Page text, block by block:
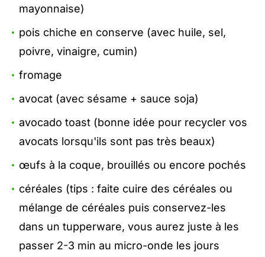
mayonnaise)
pois chiche en conserve (avec huile, sel,
poivre, vinaigre, cumin)
fromage
avocat (avec sésame + sauce soja)
avocado toast (bonne idée pour recycler vos
avocats lorsqu'ils sont pas très beaux)
œufs à la coque, brouillés ou encore pochés
céréales (tips : faite cuire des céréales ou
mélange de céréales puis conservez-les
dans un tupperware, vous aurez juste à les
passer 2-3 min au micro-onde les jours